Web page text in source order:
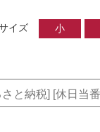
イズ 小